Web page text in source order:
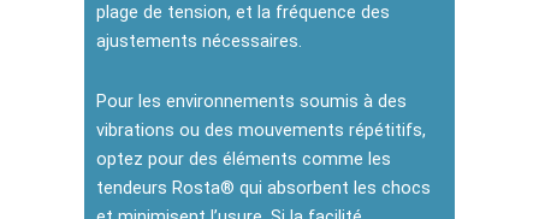
plage de tension, et la fréquence des
ajustements nécessaires.
Pour les environnements soumis à des
vibrations ou des mouvements répétitifs,
optez pour des éléments comme les
tendeurs Rosta® qui absorbent les chocs